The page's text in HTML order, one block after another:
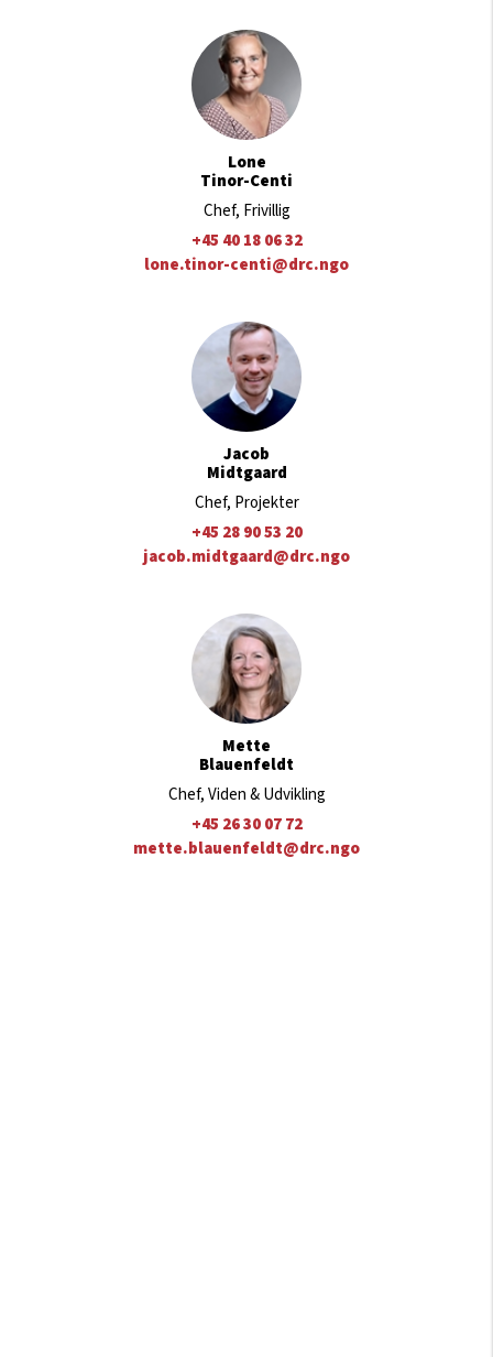
Lone
Tinor-Centi
Chef, Frivillig
+45 40 18 06 32
lone.tinor-centi@drc.ngo
Jacob
Midtgaard
Chef, Projekter
+45 28 90 53 20
jacob.midtgaard@drc.ngo
Mette
Blauenfeldt
Chef, Viden & Udvikling
+45 26 30 07 72
mette.blauenfeldt@drc.ngo